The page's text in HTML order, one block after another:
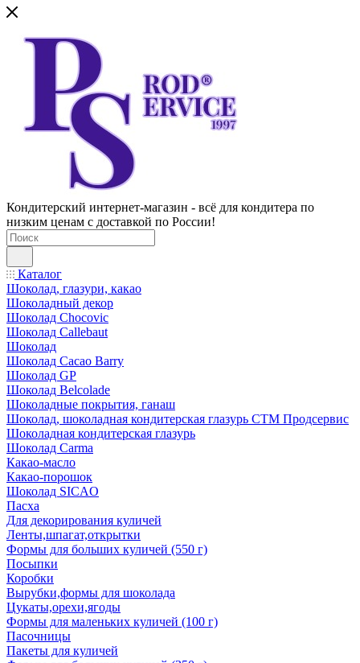
Кондитерский интернет-магазин - всё для кондитера по
низким ценам с доставкой по России!
Каталог
Шоколад, глазури, какао
Шоколадный декор
Шоколад Chocovic
Шоколад Callebaut
Шоколад
Шоколад Cacao Barry
Шоколад GP
Шоколад Belcolade
Шоколадные покрытия, ганаш
Шоколад, шоколадная кондитерская глазурь СТМ Продсервис
Шоколадная кондитерская глазурь
Шоколад Carma
Какао-масло
Какао-порошок
Шоколад SICAO
Пасха
Для декорирования куличей
Ленты,шпагат,открытки
Формы для больших куличей (550 г)
Посыпки
Коробки
Вырубки,формы для шоколада
Цукаты,орехи,ягоды
Формы для маленьких куличей (100 г)
Пасочницы
Пакеты для куличей